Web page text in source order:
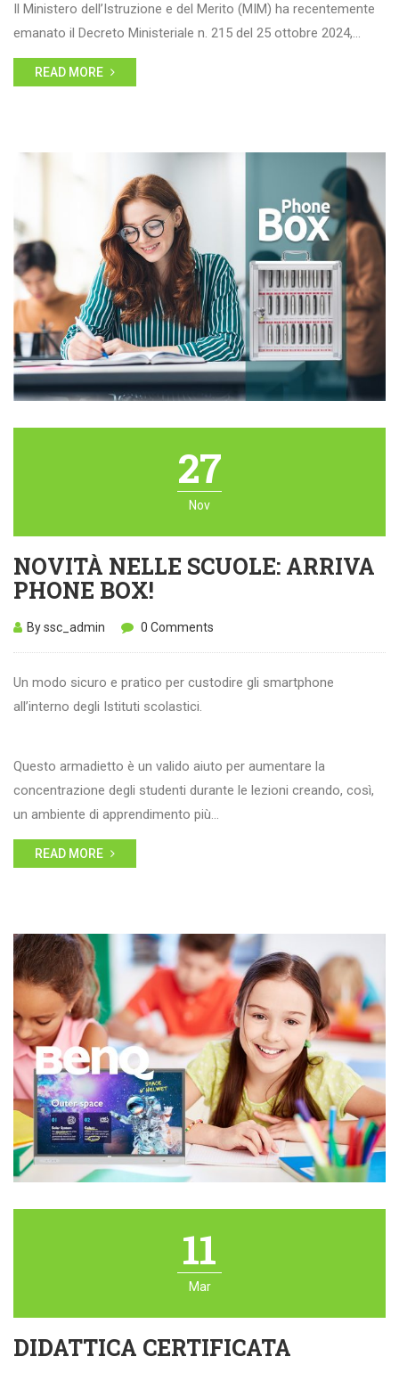
Il Ministero dell’Istruzione e del Merito (MIM) ha recentemente
emanato il Decreto Ministeriale n. 215 del 25 ottobre 2024,…
READ MORE
27
Nov
NOVITÀ NELLE SCUOLE: ARRIVA
PHONE BOX!
By ssc_admin 0 Comments
Un modo sicuro e pratico per custodire gli smartphone
all’interno degli Istituti scolastici.
Questo armadietto è un valido aiuto per aumentare la
concentrazione degli studenti durante le lezioni creando, così,
un ambiente di apprendimento più…
READ MORE
11
Mar
DIDATTICA CERTIFICATA